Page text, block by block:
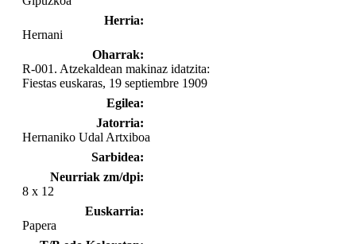
Herria:
Hernani
Oharrak:
R-001. Atzekaldean makinaz idatzita:
Fiestas euskaras, 19 septiembre 1909
Egilea:
Jatorria:
Hernaniko Udal Artxiboa
Sarbidea:
Neurriak zm/dpi:
8 x 12
Euskarria:
Papera